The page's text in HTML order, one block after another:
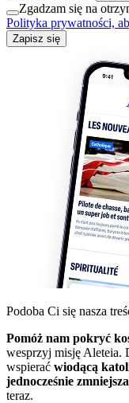
Zgadzam się na
Polityka prywatności,
Zapisz się
Podoba Ci się nasza
Pomóż nam pokryć
wesprzyj misję Aleteia.
wspierać wiodącą
jednocześnie
teraz.